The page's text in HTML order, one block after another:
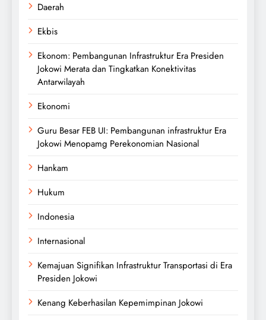
Daerah
Ekbis
Ekonom: Pembangunan Infrastruktur Era Presiden
Jokowi Merata dan Tingkatkan Konektivitas
Antarwilayah
Ekonomi
Guru Besar FEB UI: Pembangunan infrastruktur Era
Jokowi Menopamg Perekonomian Nasional
Hankam
Hukum
Indonesia
Internasional
Kemajuan Signifikan Infrastruktur Transportasi di Era
Presiden Jokowi
Kenang Keberhasilan Kepemimpinan Jokowi